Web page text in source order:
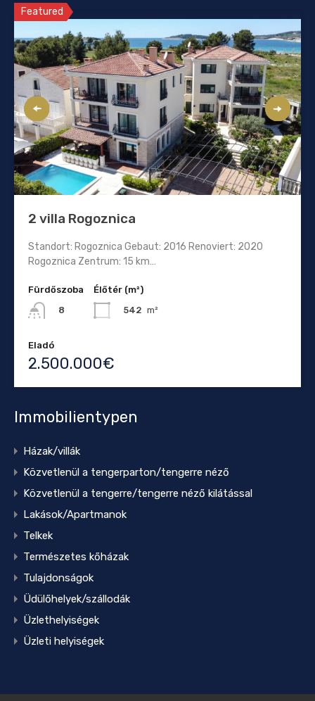
Featured
2 villa Rogoznica
Standort: Rogoznica Gebaut: 2016 Renoviert: 2020
Rogoznica Zentrum: 15 km…
Fürdőszoba
8
Élőtér (m²)
542 m²
Eladó
2.500.000€
Immobilientypen
Házak/villák
Közvetlenül a tengerparton/tengerre néző
Közvetlenül a tengerre/tengerre néző kilátással
Lakások/Apartmanok
Telkek
Természetes kőházak
Tulajdonságok
Üdülőhelyek/szállodák
Üzlethelyiségek
Üzleti helyiségek